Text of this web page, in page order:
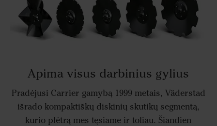
Apima visus darbinius gylius
Pradėjusi Carrier gamybą 1999 metais, Väderstad
išrado kompaktiškų diskinių skutikų segmentą,
kurio plėtrą mes tęsiame ir toliau. Šiandien